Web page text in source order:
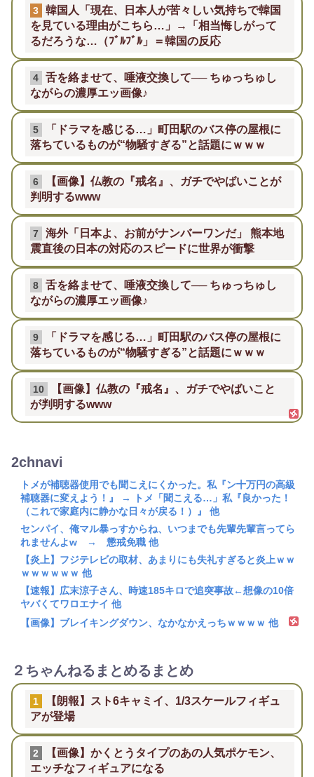
3
韓国人「現在、日本人が苦々しい気持ちで韓国
を見ている理由がこちら…」→「相当悔しがって
るだろうな…（ﾌﾞﾙﾌﾞﾙ」＝韓国の反応
4
舌を絡ませて、唾液交換して── ちゅっちゅし
ながらの濃厚エッ画像♪
5
「ドラマを感じる…」町田駅のバス停の屋根に
落ちているものが“物騒すぎる”と話題にｗｗｗ
6
【画像】仏教の『戒名』、ガチでやばいことが
判明するwww
7
海外「日本よ、お前がナンバーワンだ」 熊本地
震直後の日本の対応のスピードに世界が衝撃
8
舌を絡ませて、唾液交換して── ちゅっちゅし
ながらの濃厚エッ画像♪
9
「ドラマを感じる…」町田駅のバス停の屋根に
落ちているものが“物騒すぎる”と話題にｗｗｗ
10
【画像】仏教の『戒名』、ガチでやばいこと
が判明するwww
2chnavi
トメが補聴器使用でも聞こえにくかった。私『ン十万円の高級
補聴器に変えよう！』 → トメ「聞こえる…」私『良かった！
（これで家庭内に静かな日々が戻る！）』 他
センパイ、俺マル暴っすからね、いつまでも先輩先輩言ってら
れませんよw → 懲戒免職 他
【炎上】フジテレビの取材、あまりにも失礼すぎると炎上ｗｗ
ｗｗｗｗｗｗ 他
【速報】広末涼子さん、時速185キロで追突事故←想像の10倍
ヤバくてワロエナイ 他
【画像】ブレイキングダウン、なかなかえっちｗｗｗｗ 他
２ちゃんねるまとめるまとめ
1
【朗報】スト6キャミイ、1/3スケールフィギュ
アが登場
2
【画像】かくとうタイプのあの人気ポケモン、
エッチなフィギュアになる